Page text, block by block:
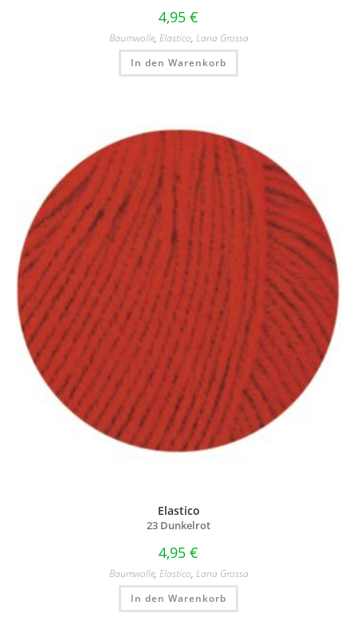
4,95 €
Baumwolle, Elastico, Lana Grossa
In den Warenkorb
Elastico
23 Dunkelrot
4,95 €
Baumwolle, Elastico, Lana Grossa
In den Warenkorb